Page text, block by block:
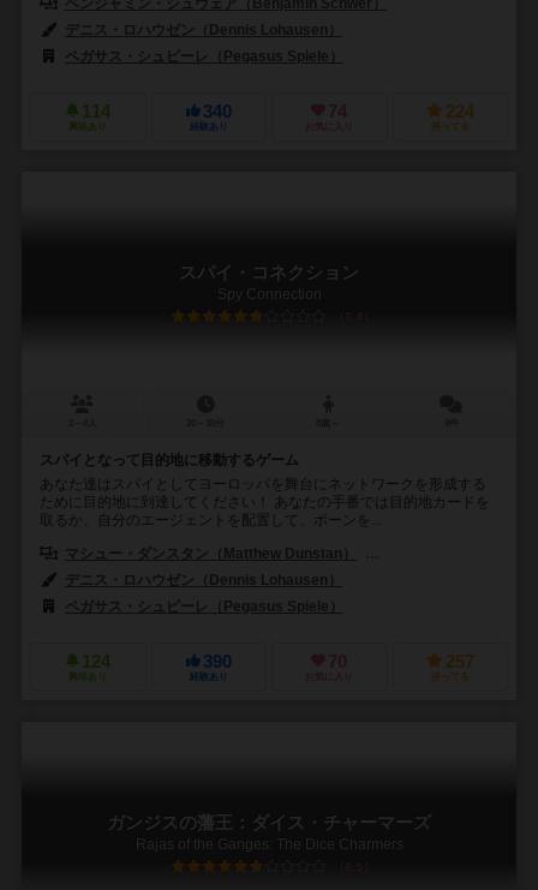
デニス・ロハウゼン（Dennis Lohausen）
ペガサス・シュピーレ（Pegasus Spiele）
114
興味あり
340
経験あり
74
お気に入り
224
持ってる
スパイ・コネクション
Spy Connection
6.4
スパイとなって目的地に移動するゲーム
あなた達はスパイとしてヨーロッパを舞台にネットワークを形成する
ために目的地に到達してください！ あなたの手番では目的地カードを
取るか、自分のエージェントを配置して、ポーンを...
マシュー・ダンスタン（Matthew Dunstan）
デニス・ロハウゼン（Dennis Lohausen）
ペガサス・シュピーレ（Pegasus Spiele）
124
興味あり
390
経験あり
70
お気に入り
257
持ってる
ガンジスの藩王：ダイス・チャーマーズ
Rajas of the Ganges: The Dice Charmers
6.5